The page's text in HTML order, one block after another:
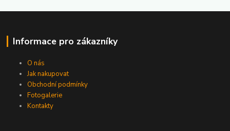
Informace pro zákazníky
O nás
Jak nakupovat
Obchodní podmínky
Fotogalerie
Kontakty